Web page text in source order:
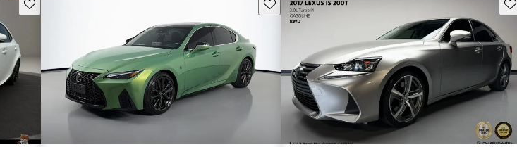
Guarda este Aviso Guarda este Aviso